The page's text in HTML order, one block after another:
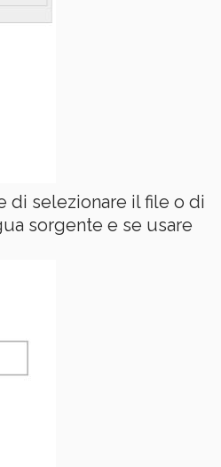
di selezionare il file o di
sorgente e se usare